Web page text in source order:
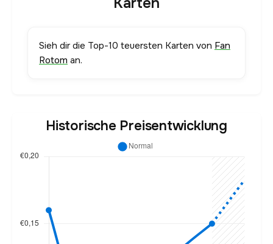
Sieh dir die Top-10 teuersten Karten von Fan
Rotom an.
Historische Preisentwicklung